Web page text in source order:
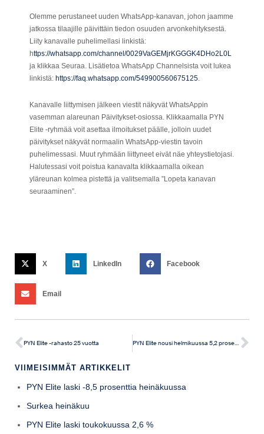
Olemme perustaneet uuden WhatsApp-kanavan, johon jaamme
jatkossa tilaajille päivittäin tiedon osuuden arvonkehityksestä.
Liity kanavalle puhelimellasi linkistä:
https://whatsapp.com/channel/0029VaGEMjrKGGGK4DHo2L0L
ja klikkaa Seuraa. Lisätietoa WhatsApp Channelsista voit lukea
linkistä: https://faq.whatsapp.com/549900560675125.
Kanavalle liittymisen jälkeen viestit näkyvät WhatsAppin
vasemman alareunan Päivitykset-osiossa. Klikkaamalla PYN
Elite -ryhmää voit asettaa ilmoitukset päälle, jolloin uudet
päivitykset näkyvät normaalin WhatsApp-viestin tavoin
puhelimessasi. Muut ryhmään liittyneet eivät näe yhteystietojasi.
Halutessasi voit poistua kanavalta klikkaamalla oikean
yläreunan kolmea pistettä ja valitsemalla ”Lopeta kanavan
seuraaminen”.
X LinkedIn Facebook
Email
PYN Elite -rahasto 25 vuotta PYN Elite nousi helmikuussa 5,2 prosenttia
VIIMEISIMMÄT ARTIKKELIT
PYN Elite laski -8,5 prosenttia heinäkuussa
Surkea heinäkuu
PYN Elite laski toukokuussa 2,6 %